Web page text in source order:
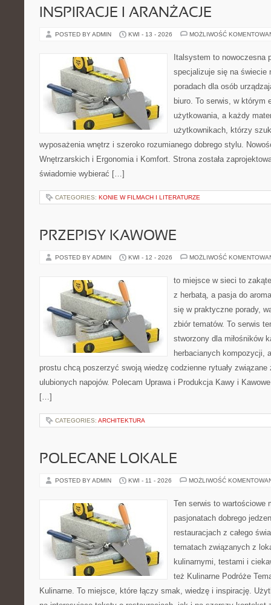
INSPIRACJE I ARANŻACJE
POSTED BY ADMIN KWI - 13 - 2026 MOŻLIWOŚĆ
Italsystem to nowoczesna
specjalizuje się na świecie
poradach dla osób
biuro. To serwis, w którym
użytkowania, a każdy
użytkownikach, którzy
wyposażenia wnętrz i szeroko rozumianego dobrego stylu.
Wnętrzarskich i Ergonomia i Komfort. Strona została
świadomie wybierać […]
CATEGORIES: KONIE W FILMACH I LITERATURZE
PRZEPISY KAWOWE
POSTED BY ADMIN KWI - 12 - 2026 MOŻLIWOŚĆ
to miejsce w sieci to
z herbatą, a pasja do
się w praktyczne porady,
zbiór tematów. To serwis
stworzony dla miłośników
herbacianych kompozycji,
prostu chcą poszerzyć swoją wiedzę codzienne rytuały związane
ulubionych napojów. Polecam Uprawa i Produkcja Kawy i
[…]
CATEGORIES: ARCHITEKTURA
POLECANE LOKALE
POSTED BY ADMIN KWI - 11 - 2026 MOŻLIWOŚĆ
Ten serwis to wartościowe
pasjonatach dobrego
restauracjach z całego
tematach związanych z
kulinarnymi, testami i
też Kulinarne Podróże
Kulinarne. To miejsce, które łączy smak, wiedzę i inspirację.